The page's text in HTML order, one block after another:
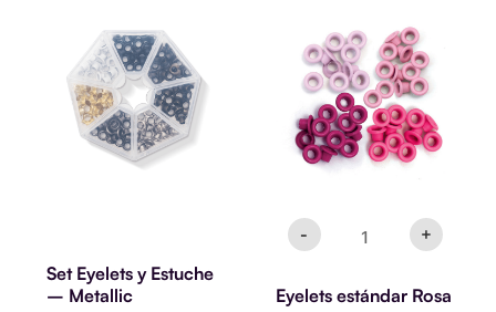
Set Eyelets y Estuche
– Metallic
-
Rosa
cantidad
+
Eyelets estándar Rosa